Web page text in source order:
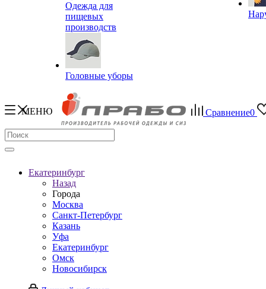
Одежда для
пищевых
производств
Головные уборы
МЕНЮ Сравнение0
Екатеринбург
Назад
Города
Москва
Санкт-Петербург
Казань
Уфа
Екатеринбург
Омск
Новосибирск